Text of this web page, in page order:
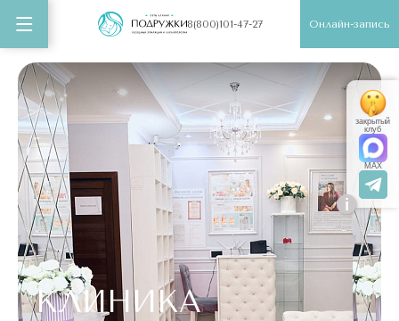
8(800)101-47-27 Онлайн-запись
КЛИНИКА
i
закрытый
клуб
MAX